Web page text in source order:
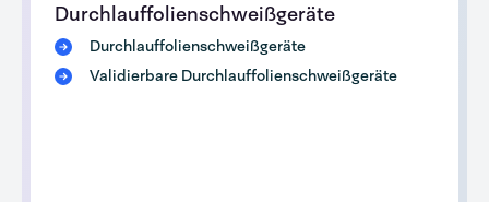
Durchlauffolienschweißgeräte
Durchlauffolienschweißgeräte
Validierbare Durchlauffolienschweißgeräte